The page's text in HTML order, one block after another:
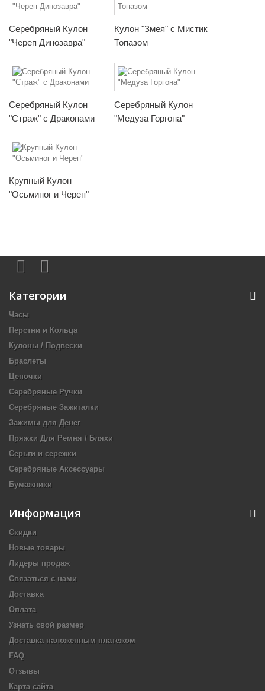
Серебряный Кулон
"Череп Динозавра"
Кулон "Змея" с Мистик
Топазом
Серебряный Кулон
"Страж" с Драконами
Серебряный Кулон
"Медуза Горгона"
Крупный Кулон
"Осьминог и Череп"
Категории
Часы
Перстни и Кольца
Кулоны / Подвески
Браслеты
Цепочки
Серебряные Ручки
Серебряные Зажигалки
Зажимы для Денег
Пряжки Для Ремня / Бляхи
Серьги и сережки
Серебряные Аксессуары
Бумажники
Информация
Скидки
Новые товары
Лидеры продаж
Связаться с нами
Доставка
Оплата
Узнать свой размер
Доставка наложенным платежом
FAQ
Отзывы
Карта сайта